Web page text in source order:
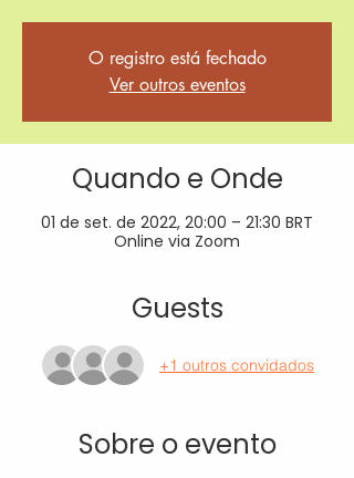
O registro está fechado
Ver outros eventos
Quando e Onde
01 de set. de 2022, 20:00 – 21:30 BRT
Online via Zoom
Guests
+1 outros convidados
Sobre o evento